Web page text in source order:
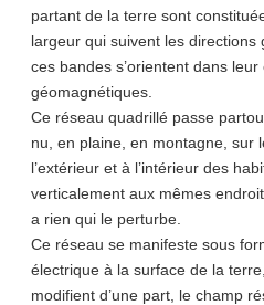
partant de la terre sont
largeur qui suivent les directions
ces bandes s’orientent dans
géomagnétiques.
Ce réseau quadrillé passe
nu, en plaine, en montagne, sur
l’extérieur et à l’intérieur des
verticalement aux mêmes
a rien qui le perturbe.
Ce réseau se manifeste sous
électrique à la surface de la
modifient d’une part, le champ